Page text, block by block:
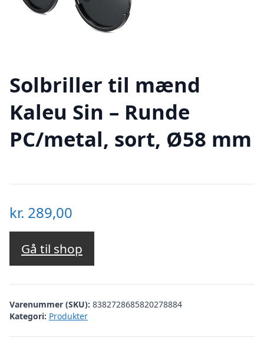
Solbriller til mænd
Kaleu Sin – Runde
PC/metal, sort, Ø58 mm
kr. 289,00
Gå til shop
Varenummer (SKU): 8382728685820278884
Kategori: Produkter